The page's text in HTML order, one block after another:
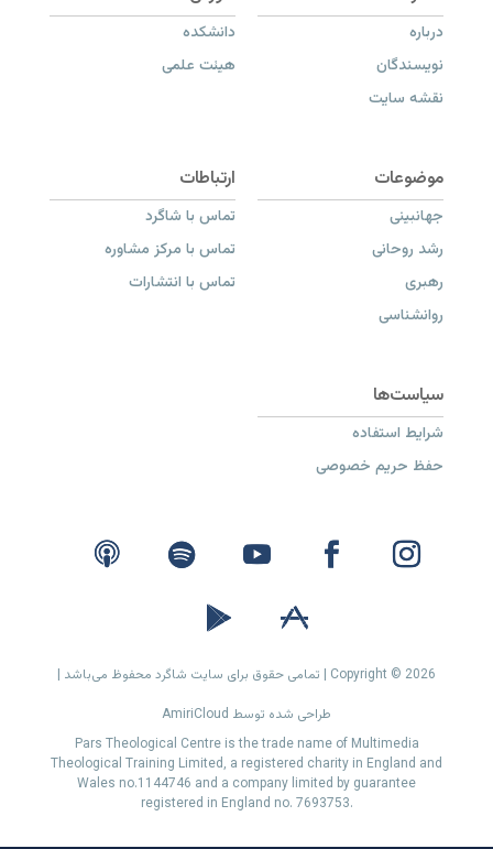
درباره
نویسندگان
نقشه سایت
دانشکده
هیئت علمی
جهانبینی
رشد روحانی
رهبری
روانشناسی
تماس با شاگرد
تماس با مرکز مشاوره
تماس با انتشارات
شرایط استفاده
حفظ حریم خصوصی
Copyright © 2026 | تمامی حقوق برای سایت شاگرد محفوظ می‌باشد |
طراحی شده توسط AmiriCloud
Pars Theological Centre is the trade name of Multimedia
Theological Training Limited, a registered charity in England and
Wales no.1144746 and a company limited by guarantee
registered in England no. 7693753.